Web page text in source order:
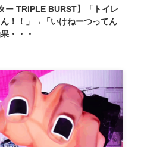
ー TRIPLE BURST】「トイレ
！！」→「いけねーつってん
・・・